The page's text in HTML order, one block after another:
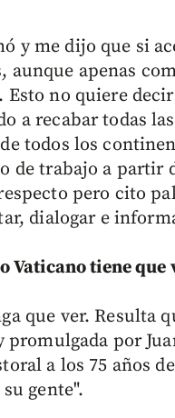
y me dijo que si
apenas
no quiere decir
a recabar todas
todos los
de trabajo a partir
pero cito
dialogar e
Vaticano tiene
que ver. Resulta
por
a los 75 años
gente".